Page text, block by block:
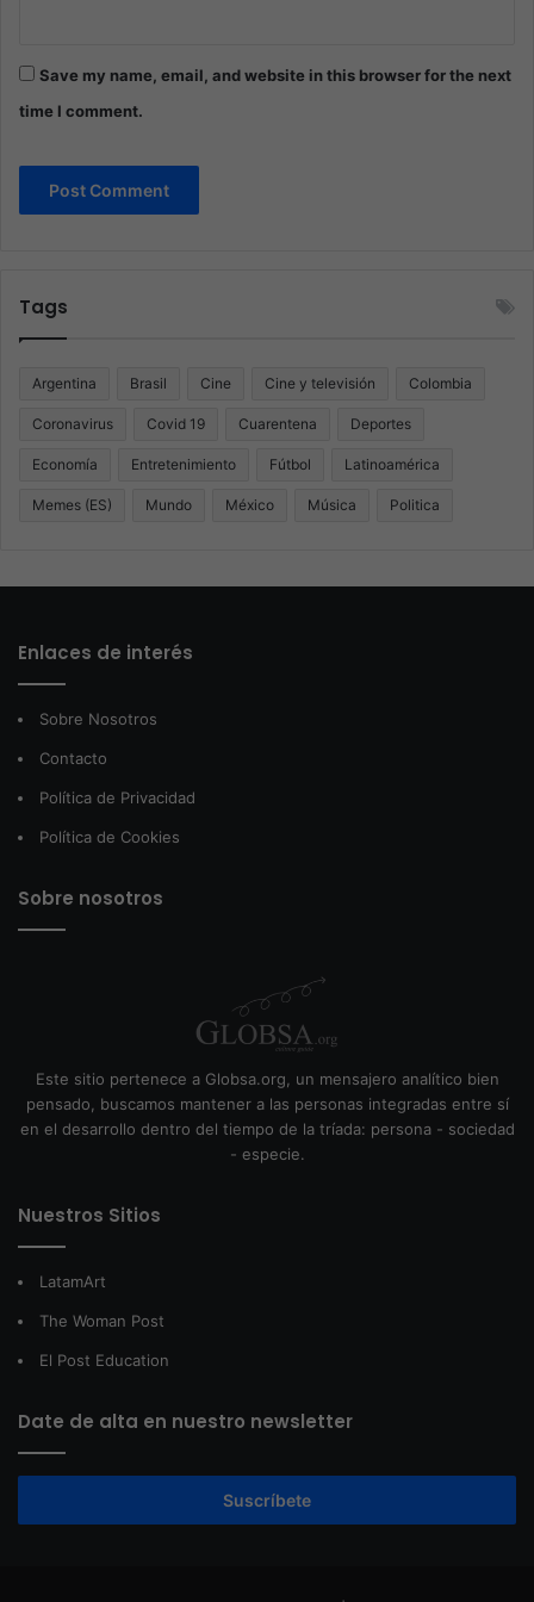
Save my name, email, and website in this browser for the next
time I comment.
Tags
Argentina Brasil Cine Cine y televisión Colombia
Coronavirus Covid 19 Cuarentena Deportes
Economía Entretenimiento Fútbol Latinoamérica
Memes (ES) Mundo México Música Politica
Enlaces de interés
Sobre Nosotros
Contacto
Política de Privacidad
Política de Cookies
Sobre nosotros
Este sitio pertenece a Globsa.org, un mensajero analítico bien
pensado, buscamos mantener a las personas integradas entre sí
en el desarrollo dentro del tiempo de la tríada: persona - sociedad
- especie.
Nuestros Sitios
LatamArt
The Woman Post
El Post Education
Date de alta en nuestro newsletter
Suscríbete